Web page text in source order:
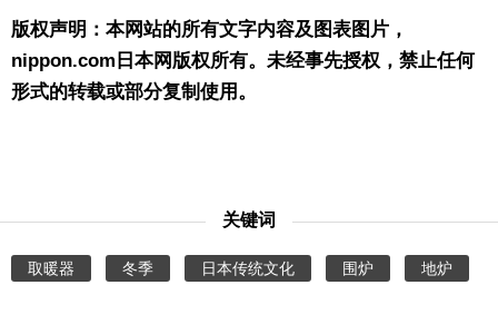
版权声明：本网站的所有文字内容及图表图片，
nippon.com日本网版权所有。未经事先授权，禁止任何
形式的转载或部分复制使用。
关键词
取暖器 冬季 日本传统文化 围炉 地炉